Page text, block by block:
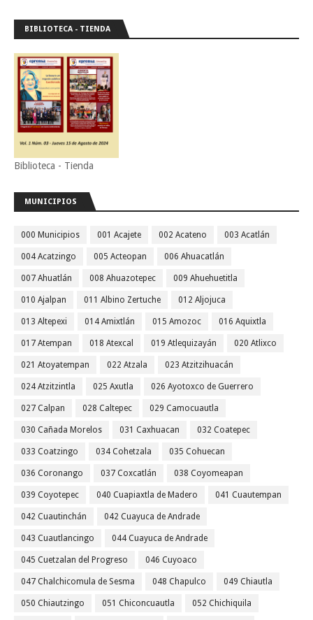
BIBLIOTECA - TIENDA
Biblioteca - Tienda
MUNICIPIOS
000 Municipios 001 Acajete 002 Acateno 003 Acatlán
004 Acatzingo 005 Acteopan 006 Ahuacatlán
007 Ahuatlán 008 Ahuazotepec 009 Ahuehuetitla
010 Ajalpan 011 Albino Zertuche 012 Aljojuca
013 Altepexi 014 Amixtlán 015 Amozoc 016 Aquixtla
017 Atempan 018 Atexcal 019 Atlequizayán 020 Atlixco
021 Atoyatempan 022 Atzala 023 Atzitzihuacán
024 Atzitzintla 025 Axutla 026 Ayotoxco de Guerrero
027 Calpan 028 Caltepec 029 Camocuautla
030 Cañada Morelos 031 Caxhuacan 032 Coatepec
033 Coatzingo 034 Cohetzala 035 Cohuecan
036 Coronango 037 Coxcatlán 038 Coyomeapan
039 Coyotepec 040 Cuapiaxtla de Madero 041 Cuautempan
042 Cuautinchán 042 Cuayuca de Andrade
043 Cuautlancingo 044 Cuayuca de Andrade
045 Cuetzalan del Progreso 046 Cuyoaco
047 Chalchicomula de Sesma 048 Chapulco 049 Chiautla
050 Chiautzingo 051 Chiconcuautla 052 Chichiquila